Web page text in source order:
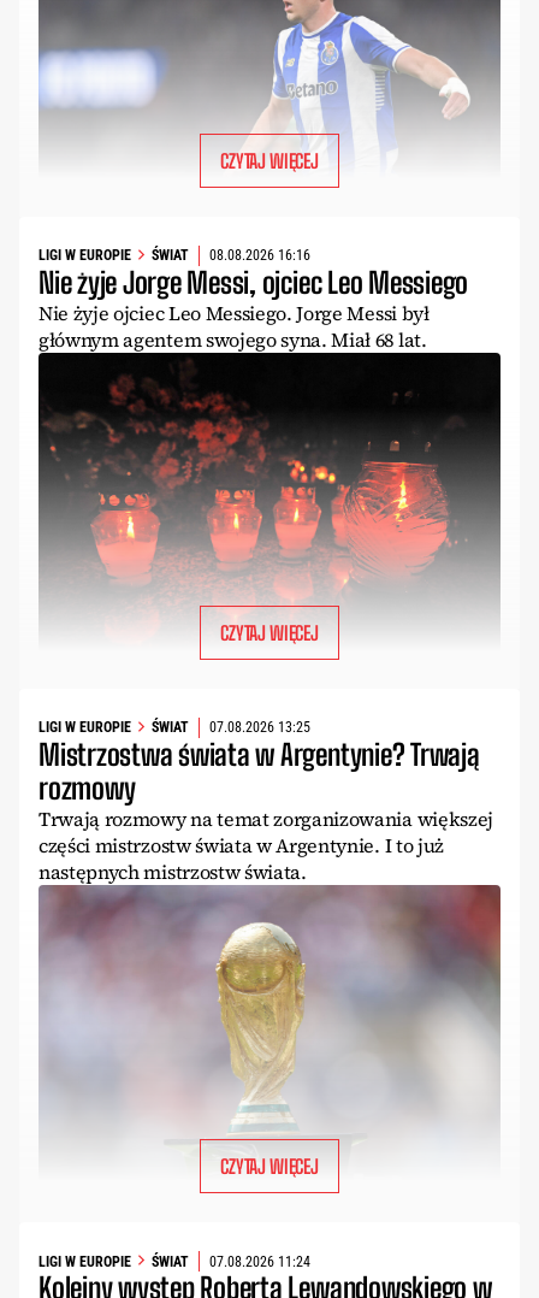
CZYTAJ WIĘCEJ
LIGI W EUROPIE ŚWIAT 08.08.2026 16:16
Nie żyje Jorge Messi, ojciec Leo Messiego
Nie żyje ojciec Leo Messiego. Jorge Messi był
głównym agentem swojego syna. Miał 68 lat.
CZYTAJ WIĘCEJ
LIGI W EUROPIE ŚWIAT 07.08.2026 13:25
Mistrzostwa świata w Argentynie? Trwają
rozmowy
Trwają rozmowy na temat zorganizowania większej
części mistrzostw świata w Argentynie. I to już
następnych mistrzostw świata.
CZYTAJ WIĘCEJ
LIGI W EUROPIE ŚWIAT 07.08.2026 11:24
Kolejny występ Roberta Lewandowskiego w